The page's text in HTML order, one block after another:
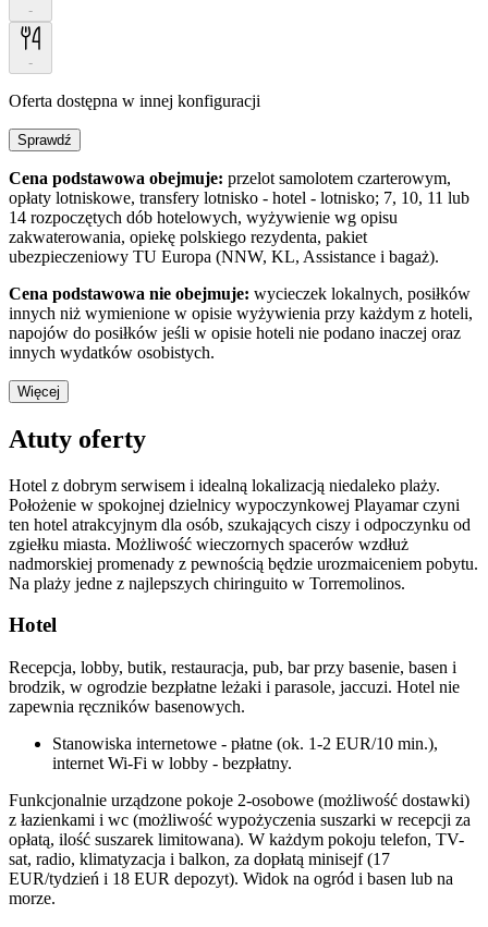
-
-
Oferta dostępna w innej konfiguracji
Sprawdź
Cena podstawowa obejmuje: przelot samolotem czarterowym,
opłaty lotniskowe, transfery lotnisko - hotel - lotnisko; 7, 10, 11 lub
14 rozpoczętych dób hotelowych, wyżywienie wg opisu
zakwaterowania, opiekę polskiego rezydenta, pakiet
ubezpieczeniowy TU Europa (NNW, KL, Assistance i bagaż).
Cena podstawowa nie obejmuje: wycieczek lokalnych, posiłków
innych niż wymienione w opisie wyżywienia przy każdym z hoteli,
napojów do posiłków jeśli w opisie hoteli nie podano inaczej oraz
innych wydatków osobistych.
Więcej
Atuty oferty
Hotel z dobrym serwisem i idealną lokalizacją niedaleko plaży.
Położenie w spokojnej dzielnicy wypoczynkowej Playamar czyni
ten hotel atrakcyjnym dla osób, szukających ciszy i odpoczynku od
zgiełku miasta. Możliwość wieczornych spacerów wzdłuż
nadmorskiej promenady z pewnością będzie urozmaiceniem pobytu.
Na plaży jedne z najlepszych chiringuito w Torremolinos.
Hotel
Recepcja, lobby, butik, restauracja, pub, bar przy basenie, basen i
brodzik, w ogrodzie bezpłatne leżaki i parasole, jaccuzi. Hotel nie
zapewnia ręczników basenowych.
Stanowiska internetowe - płatne (ok. 1-2 EUR/10 min.),
internet Wi-Fi w lobby - bezpłatny.
Funkcjonalnie urządzone pokoje 2-osobowe (możliwość dostawki)
z łazienkami i wc (możliwość wypożyczenia suszarki w recepcji za
opłatą, ilość suszarek limitowana). W każdym pokoju telefon, TV-
sat, radio, klimatyzacja i balkon, za dopłatą minisejf (17
EUR/tydzień i 18 EUR depozyt). Widok na ogród i basen lub na
morze.